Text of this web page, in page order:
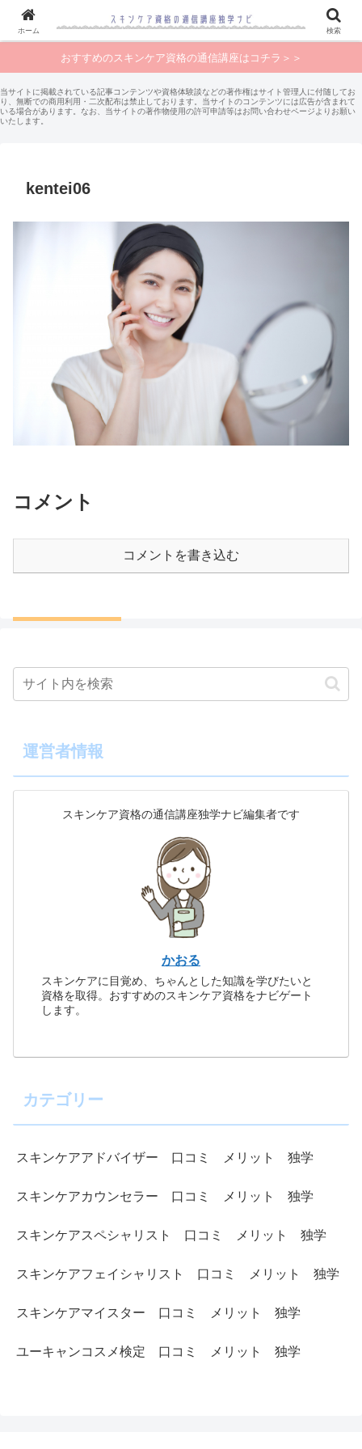
おすすめのスキンケア資格の通信講座はコチラ＞＞
当サイトに掲載されている記事コンテンツや資格体験談などの著作権はサイト管理人に付随してお
り、無断での商用利用・二次配布は禁止しております。当サイトのコンテンツには広告が含まれて
いる場合があります。なお、当サイトの著作物使用の許可申請等はお問い合わせページよりお願い
いたします。
kentei06
コメント
コメントを書き込む
運営者情報
スキンケア資格の通信講座独学ナビ編集者です
かおる
スキンケアに目覚め、ちゃんとした知識を学びたいと
資格を取得。おすすめのスキンケア資格をナビゲート
します。
カテゴリー
スキンケアアドバイザー 口コミ メリット 独学
スキンケアカウンセラー 口コミ メリット 独学
スキンケアスペシャリスト 口コミ メリット 独学
スキンケアフェイシャリスト 口コミ メリット 独学
スキンケアマイスター 口コミ メリット 独学
ユーキャンコスメ検定 口コミ メリット 独学
ホーム 検索